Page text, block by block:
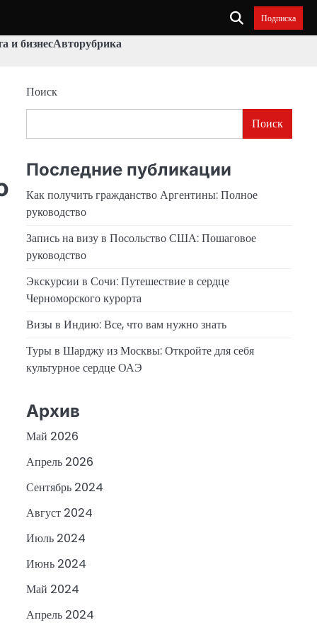
Подписка
и бизнесАвторубрика
Поиск
Поиск
Последние публикации
Как получить гражданство Аргентины: Полное
руководство
Запись на визу в Посольство США: Пошаговое
руководство
Экскурсии в Сочи: Путешествие в сердце
Черноморского курорта
Визы в Индию: Все, что вам нужно знать
Туры в Шарджу из Москвы: Откройте для себя
культурное сердце ОАЭ
Архив
Май 2026
Апрель 2026
Сентябрь 2024
Август 2024
Июль 2024
Июнь 2024
Май 2024
Апрель 2024